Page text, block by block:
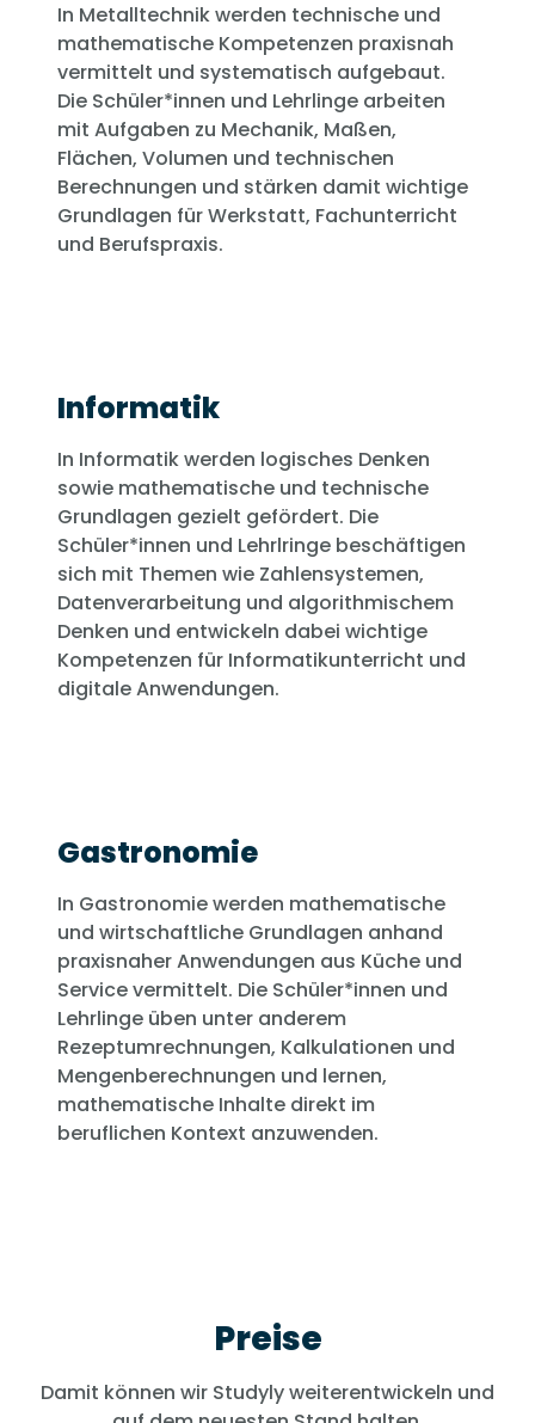
In Metalltechnik werden technische und
mathematische Kompetenzen praxisnah
vermittelt und systematisch aufgebaut.
Die Schüler*innen und Lehrlinge arbeiten
mit Aufgaben zu Mechanik, Maßen,
Flächen, Volumen und technischen
Berechnungen und stärken damit wichtige
Grundlagen für Werkstatt, Fachunterricht
und Berufspraxis.
Informatik
In Informatik werden logisches Denken
sowie mathematische und technische
Grundlagen gezielt gefördert. Die
Schüler*innen und Lehrlringe beschäftigen
sich mit Themen wie Zahlensystemen,
Datenverarbeitung und algorithmischem
Denken und entwickeln dabei wichtige
Kompetenzen für Informatikunterricht und
digitale Anwendungen.
Gastronomie
In Gastronomie werden mathematische
und wirtschaftliche Grundlagen anhand
praxisnaher Anwendungen aus Küche und
Service vermittelt. Die Schüler*innen und
Lehrlinge üben unter anderem
Rezeptumrechnungen, Kalkulationen und
Mengenberechnungen und lernen,
mathematische Inhalte direkt im
beruflichen Kontext anzuwenden.
Preise
Damit können wir Studyly weiterentwickeln und